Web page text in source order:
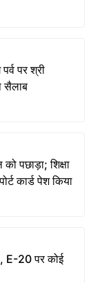
पर श्री
सैलाब
पछाड़ा; शिक्षा
कार्ड पेश किया
E-20 पर कोई